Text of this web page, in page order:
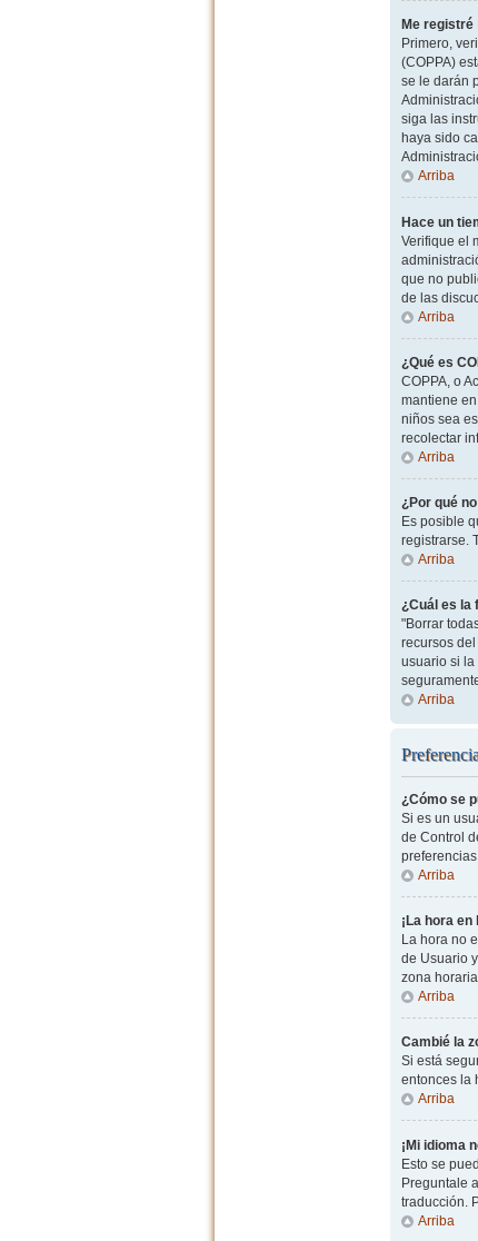
Me registré
Primero,
(COPPA)
se le darán
siga las
haya sido
Arriba
Hace un
Verifique el
que no
de las
Arriba
¿Qué es
COPPA, o
mantiene
niños sea
recolectar
Arriba
¿Por qué
Es posible
registrarse.
Arriba
¿Cuál es la
"Borrar
recursos
usuario si
Arriba
¿Cómo se
Si es un
de Control
Arriba
¡La hora
La hora no
de Usuario
zona
Arriba
Cambié la
Si está
entonces la
Arriba
¡Mi idioma
Esto se
Preguntale
traducción.
Arriba